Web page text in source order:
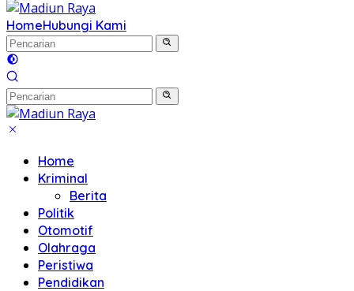
HomeHubungi Kami
Home
Kriminal
Berita
Politik
Otomotif
Olahraga
Peristiwa
Pendidikan